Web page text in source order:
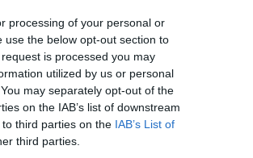
processing of your personal or
the below opt-out section to
is processed you may
utilized by us or personal
may separately opt-out of the
on the IAB’s list of downstream
third parties on the IAB’s List of
third parties.
szerint nem várható, hogy a jövőben
Klinghammer István.